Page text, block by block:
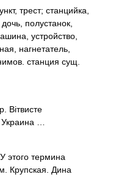
трест; станцийка,
полустанок,
устройство,
нагнетатель,
станция сущ.
Вітвисте
…
этого термина
Крупская. Дина